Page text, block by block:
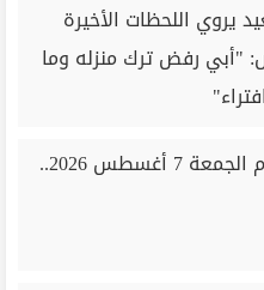
يروي اللحظات الأخيرة
"أبي رفض ترك منزله وما
سعر الذهب اليوم الجمعة 7 أغسطس 2026..